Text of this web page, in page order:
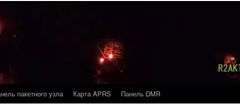
пакетного узла Карта APRS Панель DMR